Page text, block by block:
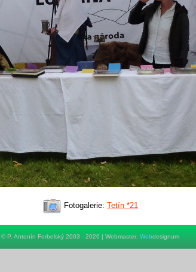
Fotogalerie: Tetín *21
© P. Antonín Forbelský 2003 - 2026 | Webmaster: Webdesignum